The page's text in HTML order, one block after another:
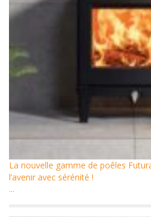
La nouvelle gamme de poêles
l’avenir avec sérénité !
...